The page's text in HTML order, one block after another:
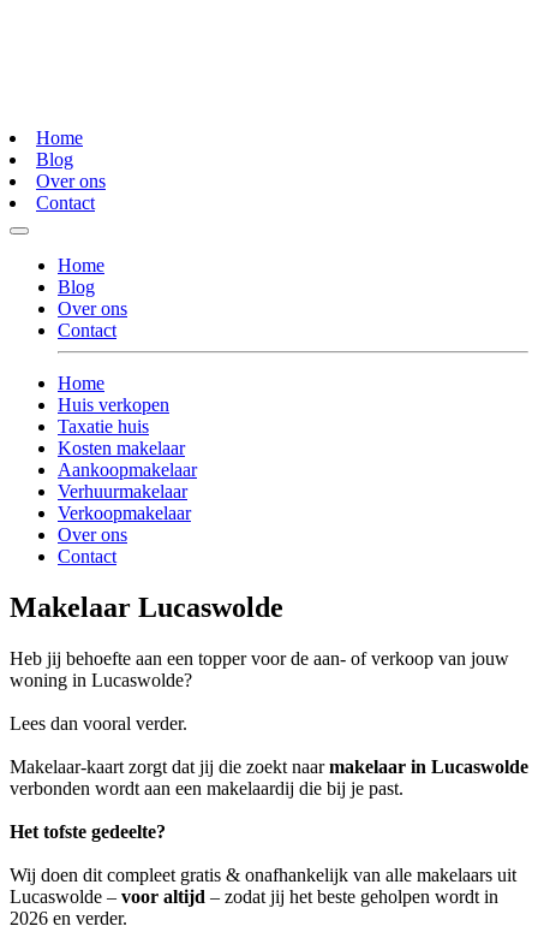
Home
Blog
Over ons
Contact
Home
Blog
Over ons
Contact
Home
Huis verkopen
Taxatie huis
Kosten makelaar
Aankoopmakelaar
Verhuurmakelaar
Verkoopmakelaar
Over ons
Contact
Makelaar Lucaswolde
Heb jij behoefte aan een topper voor de aan- of verkoop van jouw
woning in Lucaswolde?
Lees dan vooral verder.
Makelaar-kaart zorgt dat jij die zoekt naarmakelaar in Lucaswolde
verbonden wordt aan een makelaardij die bij je past.
Het tofste gedeelte?
Wij doen dit compleet gratis & onafhankelijk van alle makelaars uit
Lucaswolde – voor altijd – zodat jij het beste geholpen wordt in
2026 en verder.